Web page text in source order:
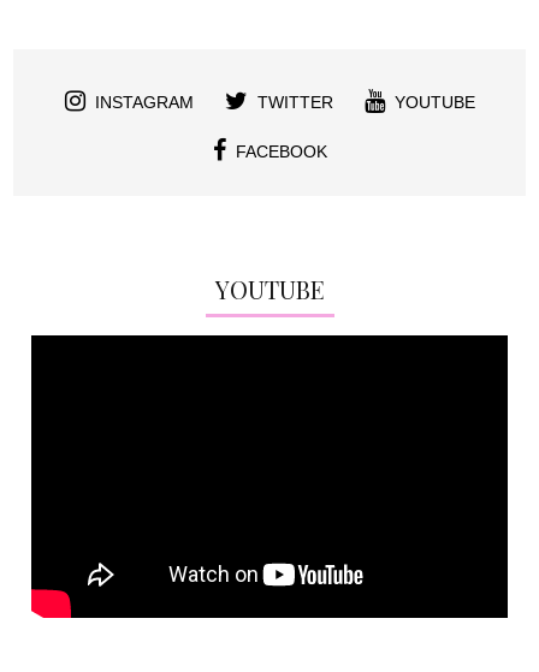
INSTAGRAM TWITTER YOUTUBE
FACEBOOK
YOUTUBE